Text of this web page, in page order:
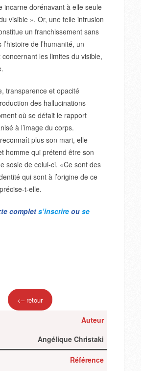
incarne dorénavant à elle seule
visible ». Or, une telle intrusion
un franchissement sans
de l’humanité, un
les limites du visible,
transparence et opacité
des hallucinations
où se défait le rapport
à l’image du corps.
plus son mari, elle
homme qui prétend être son
sosie de celui-ci. «Ce sont des
qui sont à l’origine de ce
t-elle.
complet s’inscrireou se
<– retour
Auteur
Angélique Christaki
Référence